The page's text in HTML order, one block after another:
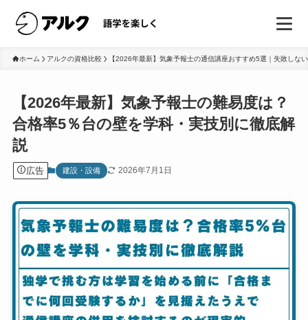
ホーム アルクの資格比較 【2026年最新】気象予報士の通信講座おすすめ5選｜失敗しな
【2026年最新】気象予報士の難易度は？
合格率5％台の壁を学科・実技別に徹底解
説
広告 建設・設備 2026年7月1日